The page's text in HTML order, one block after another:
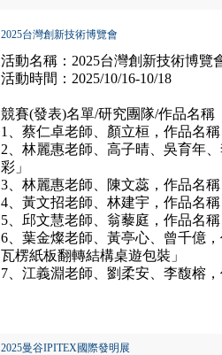
2025台灣創新技術博覽會
活動名稱：2025台灣創新技術博覽
活動時間：2025/10/16-10/18
競賽(發表)名單/研究團隊/作品名稱
1、蔡仁卓老師、顏立桓，作品名
2、林麗惠老師、高子晴、吳育年
彩」
3、林麗惠老師、陳文蕊，作品名稱
4、黃文招老師、林建宇，作品名稱
5、邱文慧老師、翁藜庭，作品名稱
6、葉金燦老師、黃亭心、曾千億
瓦楞紙板翻轉結構桌遊包裝」
7、江義淵老師、劉柔安、李馥榕，
2025曼谷IPITEX國際發明展